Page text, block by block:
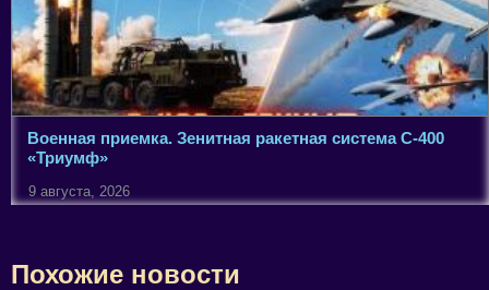
Военная приемка. Зенитная ракетная система С-400
«Триумф»
9 августа, 2026
Похожие новости